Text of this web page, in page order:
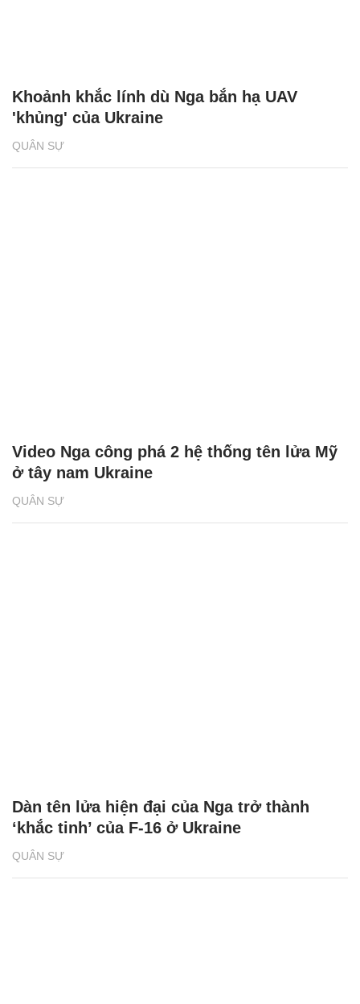
QUÂN SỰ
Khoảnh khắc lính dù Nga bắn hạ UAV
'khủng' của Ukraine
QUÂN SỰ
Video Nga công phá 2 hệ thống tên lửa Mỹ
ở tây nam Ukraine
QUÂN SỰ
Dàn tên lửa hiện đại của Nga trở thành
‘khắc tinh’ của F-16 ở Ukraine